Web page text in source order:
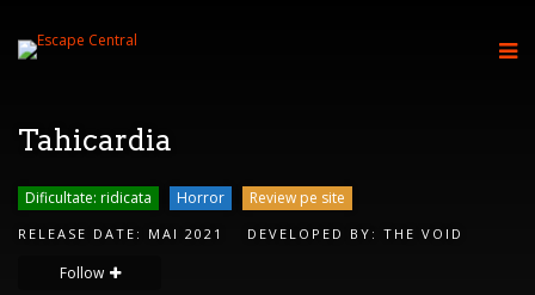
Tahicardia
Dificultate: ridicata Horror Review pe site
RELEASE DATE: MAI 2021 DEVELOPED BY: THE VOID
Follow